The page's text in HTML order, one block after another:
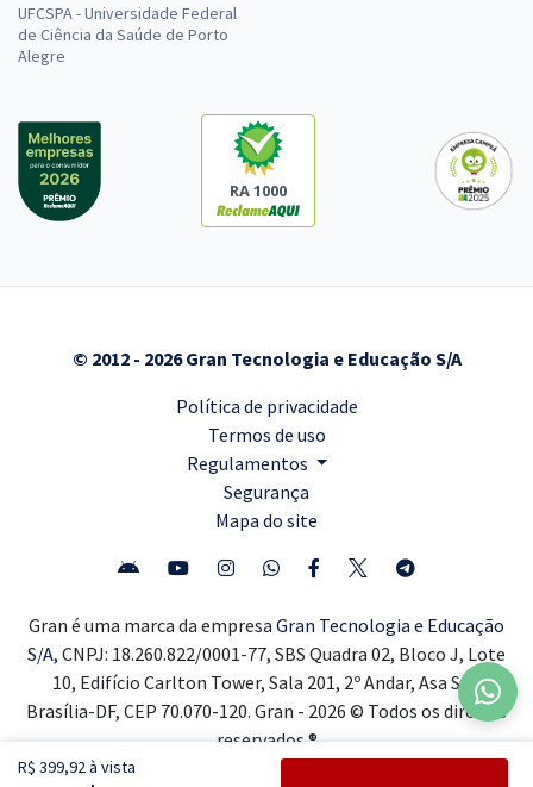
R$ 399,92 à vista
UFCSPA - Universidade Federal
de Ciência da Saúde de Porto
Alegre
RA 1000
© 2012 - 2026 Gran Tecnologia e Educação S/A
Política de privacidade
Termos de uso
Regulamentos
Segurança
Mapa do site
Gran é uma marca da empresa Gran Tecnologia e Educação
S/A, CNPJ: 18.260.822/0001-77, SBS Quadra 02, Bloco J, Lote
10, Edifício Carlton Tower, Sala 201, 2º Andar, Asa Sul,
Brasília-DF, CEP 70.070-120. Gran - 2026 © Todos os direitos
reservados ®